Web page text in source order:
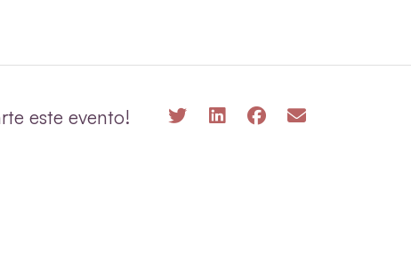
este evento!